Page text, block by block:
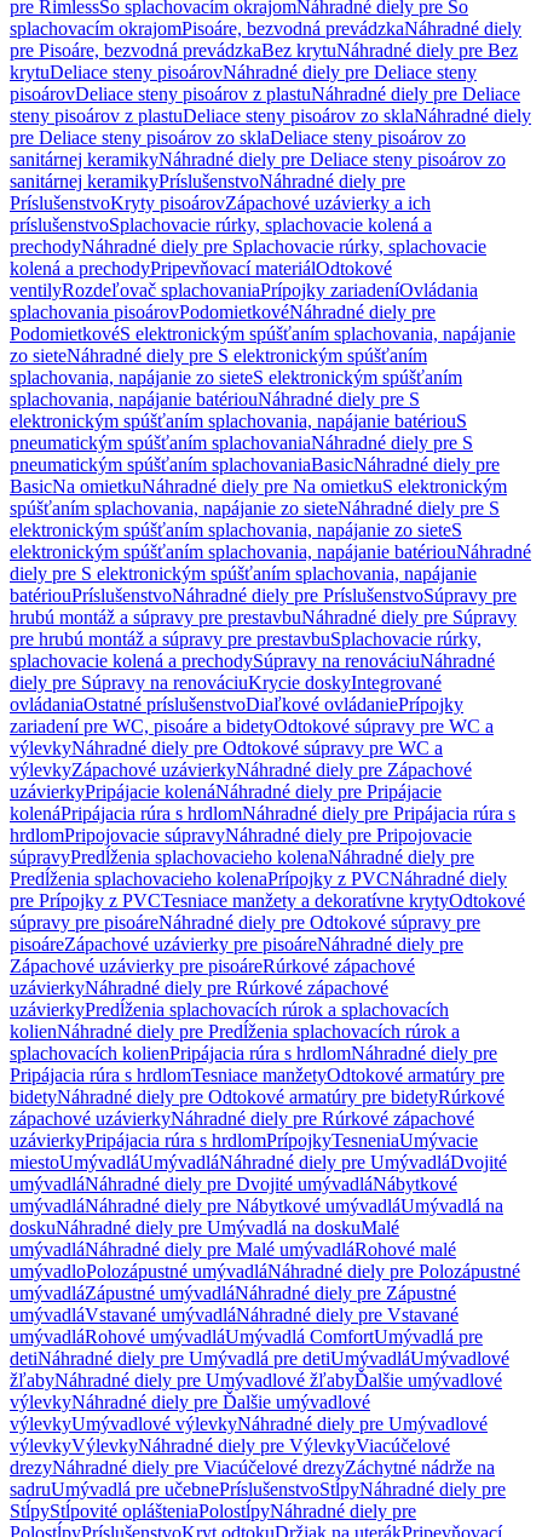
pre RimlessSo splachovacím okrajomNáhradné diely pre So
splachovacím okrajomPisoáre, bezvodná prevádzkaNáhradné diely
pre Pisoáre, bezvodná prevádzkaBez krytuNáhradné diely pre Bez
krytuDeliace steny pisoárovNáhradné diely pre Deliace steny
pisoárovDeliace steny pisoárov z plastuNáhradné diely pre Deliace
steny pisoárov z plastuDeliace steny pisoárov zo sklaNáhradné diely
pre Deliace steny pisoárov zo sklaDeliace steny pisoárov zo
sanitárnej keramikyNáhradné diely pre Deliace steny pisoárov zo
sanitárnej keramikyPríslušenstvoNáhradné diely pre
PríslušenstvoKryty pisoárovZápachové uzávierky a ich
príslušenstvoSplachovacie rúrky, splachovacie kolená a
prechodyNáhradné diely pre Splachovacie rúrky, splachovacie
kolená a prechodyPripevňovací materiálOdtokové
ventilyRozdeľovač splachovaniaPrípojky zariadeníOvládania
splachovania pisoárovPodomietkovéNáhradné diely pre
PodomietkovéS elektronickým spúšťaním splachovania, napájanie
zo sieteNáhradné diely pre S elektronickým spúšťaním
splachovania, napájanie zo sieteS elektronickým spúšťaním
splachovania, napájanie batériouNáhradné diely pre S
elektronickým spúšťaním splachovania, napájanie batériouS
pneumatickým spúšťaním splachovaniaNáhradné diely pre S
pneumatickým spúšťaním splachovaniaBasicNáhradné diely pre
BasicNa omietkuNáhradné diely pre Na omietkuS elektronickým
spúšťaním splachovania, napájanie zo sieteNáhradné diely pre S
elektronickým spúšťaním splachovania, napájanie zo sieteS
elektronickým spúšťaním splachovania, napájanie batériouNáhradné
diely pre S elektronickým spúšťaním splachovania, napájanie
batériouPríslušenstvoNáhradné diely pre PríslušenstvoSúpravy pre
hrubú montáž a súpravy pre prestavbuNáhradné diely pre Súpravy
pre hrubú montáž a súpravy pre prestavbuSplachovacie rúrky,
splachovacie kolená a prechodySúpravy na renováciuNáhradné
diely pre Súpravy na renováciuKrycie doskyIntegrované
ovládaniaOstatné príslušenstvoDiaľkové ovládaniePrípojky
zariadení pre WC, pisoáre a bidetyOdtokové súpravy pre WC a
výlevkyNáhradné diely pre Odtokové súpravy pre WC a
výlevkyZápachové uzávierkyNáhradné diely pre Zápachové
uzávierkyPripájacie kolenáNáhradné diely pre Pripájacie
kolenáPripájacia rúra s hrdlomNáhradné diely pre Pripájacia rúra s
hrdlomPripojovacie súpravyNáhradné diely pre Pripojovacie
súpravyPredĺženia splachovacieho kolenaNáhradné diely pre
Predĺženia splachovacieho kolenaPrípojky z PVCNáhradné diely
pre Prípojky z PVCTesniace manžety a dekoratívne krytyOdtokové
súpravy pre pisoáreNáhradné diely pre Odtokové súpravy pre
pisoáreZápachové uzávierky pre pisoáreNáhradné diely pre
Zápachové uzávierky pre pisoáreRúrkové zápachové
uzávierkyNáhradné diely pre Rúrkové zápachové
uzávierkyPredĺženia splachovacích rúrok a splachovacích
kolienNáhradné diely pre Predĺženia splachovacích rúrok a
splachovacích kolienPripájacia rúra s hrdlomNáhradné diely pre
Pripájacia rúra s hrdlomTesniace manžetyOdtokové armatúry pre
bidetyNáhradné diely pre Odtokové armatúry pre bidetyRúrkové
zápachové uzávierkyNáhradné diely pre Rúrkové zápachové
uzávierkyPripájacia rúra s hrdlomPrípojkyTesneniaUmývacie
miestoUmývadláUmývadláNáhradné diely pre UmývadláDvojité
umývadláNáhradné diely pre Dvojité umývadláNábytkové
umývadláNáhradné diely pre Nábytkové umývadláUmývadlá na
doskuNáhradné diely pre Umývadlá na doskuMalé
umývadláNáhradné diely pre Malé umývadláRohové malé
umývadloPolozápustné umývadláNáhradné diely pre Polozápustné
umývadláZápustné umývadláNáhradné diely pre Zápustné
umývadláVstavané umývadláNáhradné diely pre Vstavané
umývadláRohové umývadláUmývadlá ComfortUmývadlá pre
detiNáhradné diely pre Umývadlá pre detiUmývadláUmývadlové
žľabyNáhradné diely pre Umývadlové žľabyĎalšie umývadlové
výlevkyNáhradné diely pre Ďalšie umývadlové
výlevkyUmývadlové výlevkyNáhradné diely pre Umývadlové
výlevkyVýlevkyNáhradné diely pre VýlevkyViacúčelové
drezyNáhradné diely pre Viacúčelové drezyZáchytné nádrže na
sadruUmývadlá pre učebnePríslušenstvoStĺpyNáhradné diely pre
StĺpyStĺpovité oplášteniaPolostĺpyNáhradné diely pre
PolostĺpyPríslušenstvoKryt odtokuDržiak na uterákPripevňovací